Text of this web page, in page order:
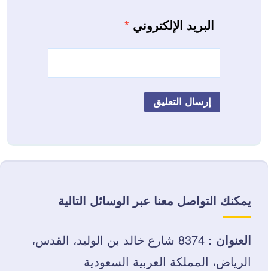
البريد الإلكتروني *
يمكنك التواصل معنا عبر الوسائل التالية
العنوان :
8374 شارع خالد بن الوليد، القدس،
الرياض، المملكة العربية السعودية